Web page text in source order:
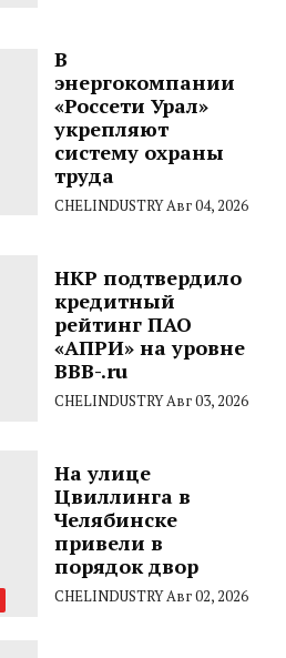
В
энергокомпании
«Россети Урал»
укрепляют
систему охраны
труда
CHELINDUSTRYАвг 04, 2026
НКР подтвердило
кредитный
рейтинг ПАО
«АПРИ» на уровне
BBB-.ru
CHELINDUSTRYАвг 03, 2026
На улице
Цвиллинга в
Челябинске
привели в
порядок двор
CHELINDUSTRYАвг 02, 2026